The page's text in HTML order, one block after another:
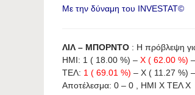
Με την δύναμη του INVESTAT©
ΛΙΛ – ΜΠΟΡΝΤΟ : Η πρόβλεψη
ΗΜΙ: 1 ( 18.00 %) – X ( 62.00 %)
ΤΕΛ: 1 ( 69.01 %) – X ( 11.27 %)
Αποτέλεσμα: 0 – 0 , ΗΜΙ X ΤΕΛ X